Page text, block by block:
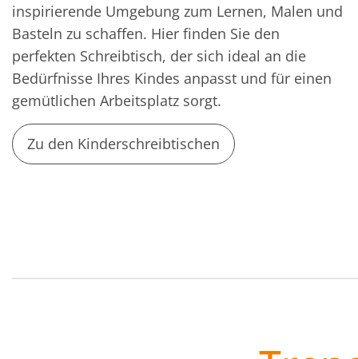
inspirierende Umgebung zum Lernen, Malen und
Basteln zu schaffen. Hier finden Sie den
perfekten Schreibtisch, der sich ideal an die
Bedürfnisse Ihres Kindes anpasst und für einen
gemütlichen Arbeitsplatz sorgt.
Zu den Kinderschreibtischen